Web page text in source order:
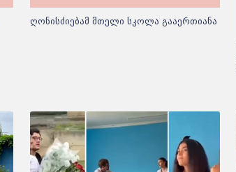
ღონისძიებამ მთელი სკოლა გააერთიანა